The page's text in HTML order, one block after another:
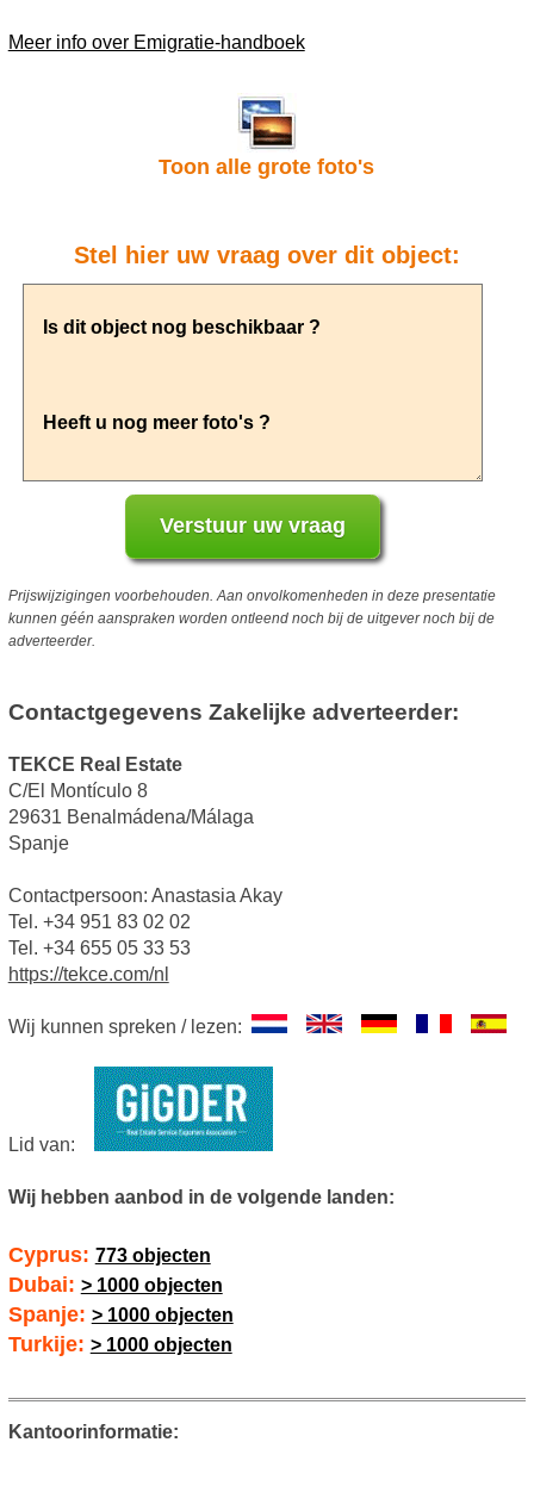
Meer info over Emigratie-handboek
Toon alle grote foto's
Stel hier uw vraag over dit object:
Prijswijzigingen voorbehouden. Aan onvolkomenheden in deze presentatie
kunnen géén aanspraken worden ontleend noch bij de uitgever noch bij de
adverteerder.
Contactgegevens Zakelijke adverteerder:
TEKCE Real Estate
C/El Montículo 8
29631 Benalmádena/Málaga
Spanje
Contactpersoon: Anastasia Akay
Tel. +34 951 83 02 02
Tel. +34 655 05 33 53
https://tekce.com/nl
Wij kunnen spreken / lezen:
Lid van:
Wij hebben aanbod in de volgende landen:
Cyprus: 773 objecten
Dubai: > 1000 objecten
Spanje: > 1000 objecten
Turkije: > 1000 objecten
Kantoorinformatie: